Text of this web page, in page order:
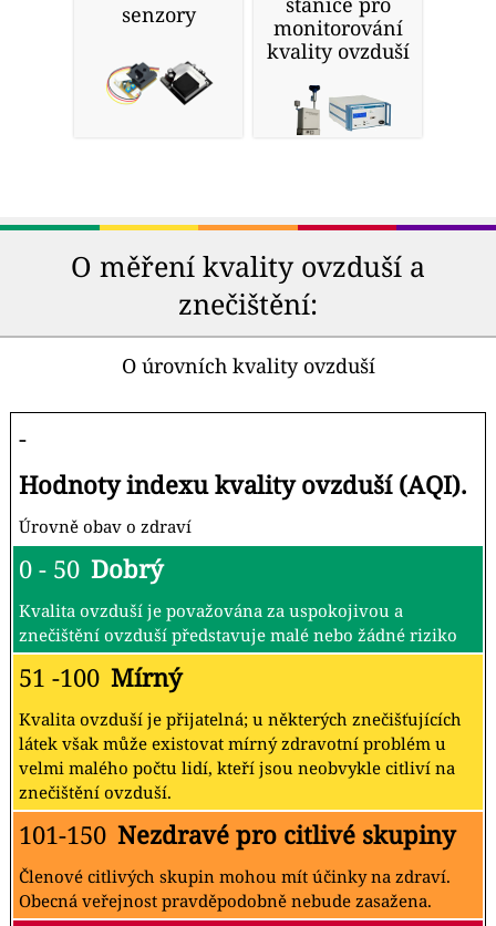
senzory
monitorování
kvality ovzduší
O měření kvality ovzduší a
znečištění:
O úrovních kvality ovzduší
-
Hodnoty indexu kvality ovzduší (AQI).
Úrovně obav o zdraví
0 - 50 Dobrý
Kvalita ovzduší je považována za uspokojivou a
znečištění ovzduší představuje malé nebo žádné riziko
51 -100 Mírný
Kvalita ovzduší je přijatelná; u některých znečišťujících
látek však může existovat mírný zdravotní problém u
velmi malého počtu lidí, kteří jsou neobvykle citliví na
znečištění ovzduší.
101-150 Nezdravé pro citlivé skupiny
Členové citlivých skupin mohou mít účinky na zdraví.
Obecná veřejnost pravděpodobně nebude zasažena.